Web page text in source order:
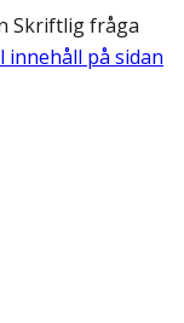
Skriftlig fråga
innehåll på sidan